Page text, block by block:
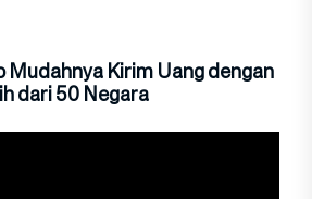
Mudahnya Kirim Uang dengan
dari 50 Negara